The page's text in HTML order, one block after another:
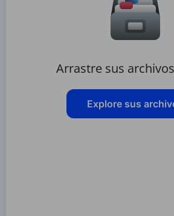
Arrastre sus
Explore sus